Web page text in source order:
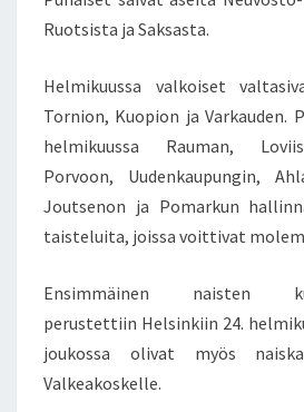
Ruotsista ja Saksasta.
Helmikuussa valkoiset
Tornion, Kuopion ja Varkauden.
helmikuussa Rauman,
Porvoon, Uudenkaupungin,
Joutsenon ja Pomarkun
taisteluita, joissa voittivat
Ensimmäinen naisten
perustettiin Helsinkiin 24.
joukossa olivat myös
Valkeakoskelle.